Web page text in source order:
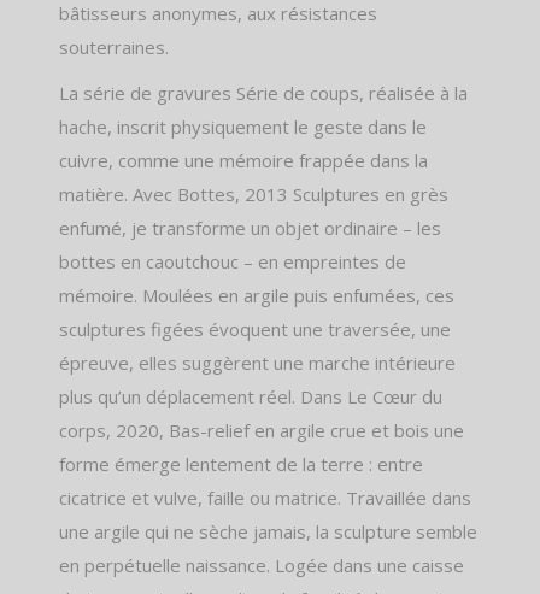
bâtisseurs anonymes, aux résistances
souterraines.
La série de gravures Série de coups, réalisée à la
hache, inscrit physiquement le geste dans le
cuivre, comme une mémoire frappée dans la
matière. Avec Bottes, 2013 Sculptures en grès
enfumé, je transforme un objet ordinaire – les
bottes en caoutchouc – en empreintes de
mémoire. Moulées en argile puis enfumées, ces
sculptures figées évoquent une traversée, une
épreuve, elles suggèrent une marche intérieure
plus qu’un déplacement réel. Dans Le Cœur du
corps, 2020, Bas-relief en argile crue et bois une
forme émerge lentement de la terre : entre
cicatrice et vulve, faille ou matrice. Travaillée dans
une argile qui ne sèche jamais, la sculpture semble
en perpétuelle naissance. Logée dans une caisse